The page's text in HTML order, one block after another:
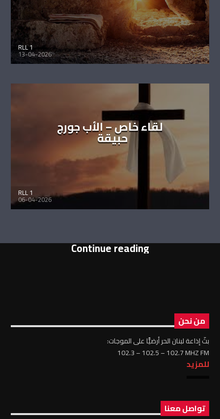
RLL 1
13-04-2026
لقاء خاص – الأب جورج
حبيقة
RLL 1
06-04-2026
Continue reading
من نحن
بثّ إذاعة لبنان الحر أرضيًّا على الموجات:
102.3 – 102.5 – 102.7 MHZ FM
للمزيد
تواصل معنا